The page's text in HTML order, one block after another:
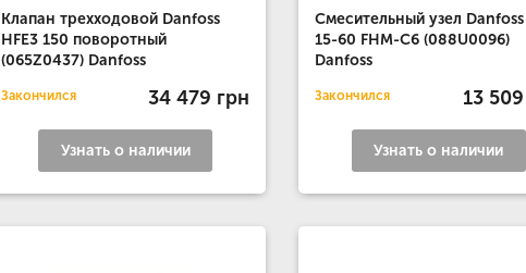
Клапан трехходовой Danfoss
HFE3 150 поворотный
(065Z0437) Danfoss
Закончился 34 479 грн
Узнать о наличии
Смесительный узел Danfoss
15-60 FHM-C6 (088U0096)
Danfoss
Закончился 13
Узнать о наличии